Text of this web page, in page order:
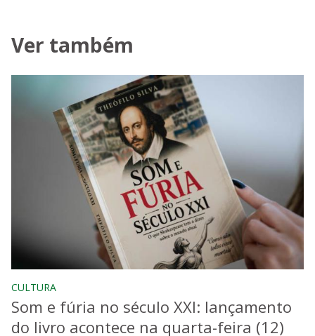
Ver também
CULTURA
Som e fúria no século XXI: lançamento
do livro acontece na quarta-feira (12)